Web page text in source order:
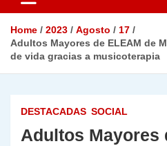
Home 2023 Agosto
17
Adultos Mayores de ELEAM de
de vida gracias a musicoterapia
DESTACADAS SOCIAL
Adultos Mayores